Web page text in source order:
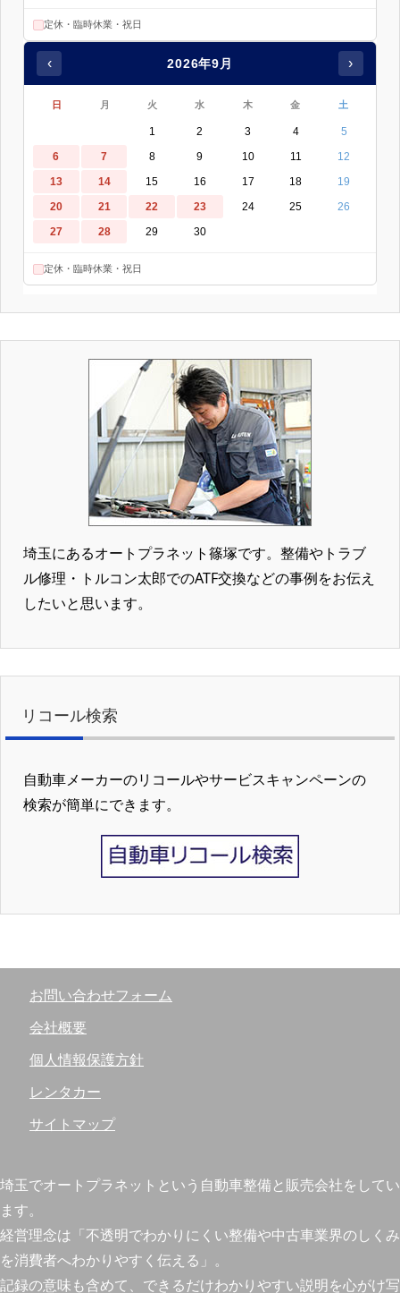
埼玉にあるオートプラネット篠塚です。整備やトラブ
ル修理・トルコン太郎でのATF交換などの事例をお伝え
したいと思います。
リコール検索
自動車メーカーのリコールやサービスキャンペーンの
検索が簡単にできます。
お問い合わせフォーム
会社概要
個人情報保護方針
レンタカー
サイトマップ
埼玉でオートプラネットという自動車整備と販売会社をしてい
ます。
経営理念は「不透明でわかりにくい整備や中古車業界のしくみ
を消費者へわかりやすく伝える」。
記録の意味も含めて、できるだけわかりやすい説明を心がけ写